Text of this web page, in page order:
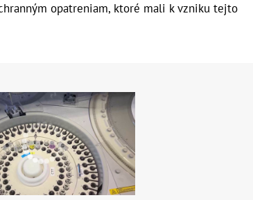
opatreniam, ktoré mali k vzniku tejto